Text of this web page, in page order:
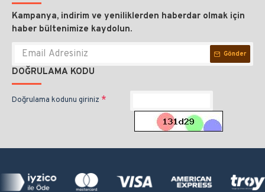
Kampanya, indirim ve yeniliklerden haberdar olmak için
haber bültenimize kaydolun.
Gönder
DOĞRULAMA KODU
Doğrulama kodunu giriniz